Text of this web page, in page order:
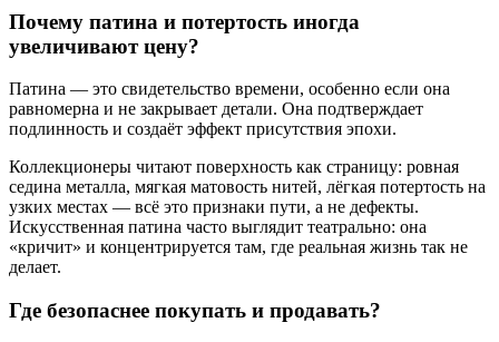
Почему патина и потертость иногда
увеличивают цену?
Патина — это свидетельство времени, особенно если она
равномерна и не закрывает детали. Она подтверждает
подлинность и создаёт эффект присутствия эпохи.
Коллекционеры читают поверхность как страницу: ровная
седина металла, мягкая матовость нитей, лёгкая потертость на
узких местах — всё это признаки пути, а не дефекты.
Искусственная патина часто выглядит театрально: она
«кричит» и концентрируется там, где реальная жизнь так не
делает.
Где безопаснее покупать и продавать?